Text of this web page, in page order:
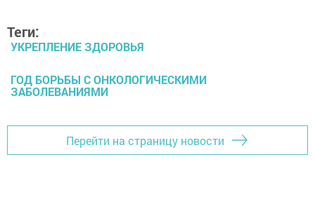
Теги:
УКРЕПЛЕНИЕ ЗДОРОВЬЯ
ГОД БОРЬБЫ С ОНКОЛОГИЧЕСКИМИ
ЗАБОЛЕВАНИЯМИ
Перейти на страницу новости